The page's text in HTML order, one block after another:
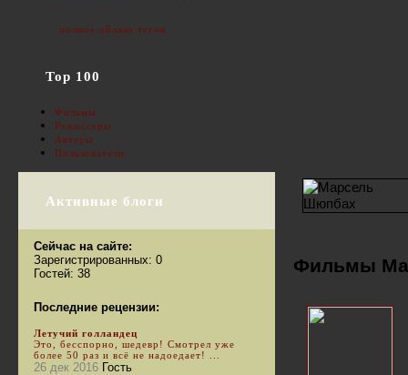
Фильмы
полное облако тегов
Top 100
Фильмы
Режиссеры
Актеры
Пользователи
Активные блоги
Сейчас на сайте:
Зарегистрированных: 0
Гостей: 38
Последние рецензии:
Летучий голландец
Это, бесспорно, шедевр! Смотрел уже
более 50 раз и всё не надоедает! ...
26 дек 2016 Гость